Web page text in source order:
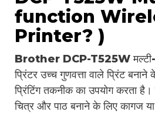
function
Printer? )
Brother DCP-T525W
प्रिंटर उच्च गुणवत्ता वाले प्रिंट
प्रिंटिंग तकनीक का उपयोग करता
चित्र और पाठ बनाने के लिए कागज या